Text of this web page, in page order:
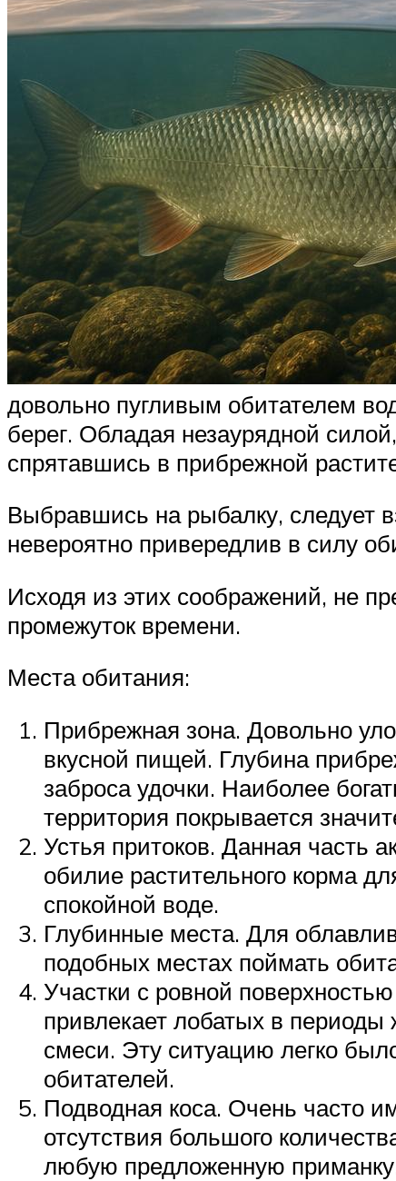
довольно пугливым обитателем
берег. Обладая незаурядной
спрятавшись в прибрежной
Выбравшись на рыбалку, следует
невероятно привередлив в силу
Исходя из этих соображений, не
промежуток времени.
Места обитания:
Прибрежная зона. Довольно
вкусной пищей. Глубина
заброса удочки. Наиболее
территория покрывается
Устья притоков. Данная часть
обилие растительного корма
спокойной воде.
Глубинные места. Для
подобных местах поймать
Участки с ровной
привлекает лобатых в
смеси. Эту ситуацию легко
обитателей.
Подводная коса. Очень часто
отсутствия большого
любую предложенную